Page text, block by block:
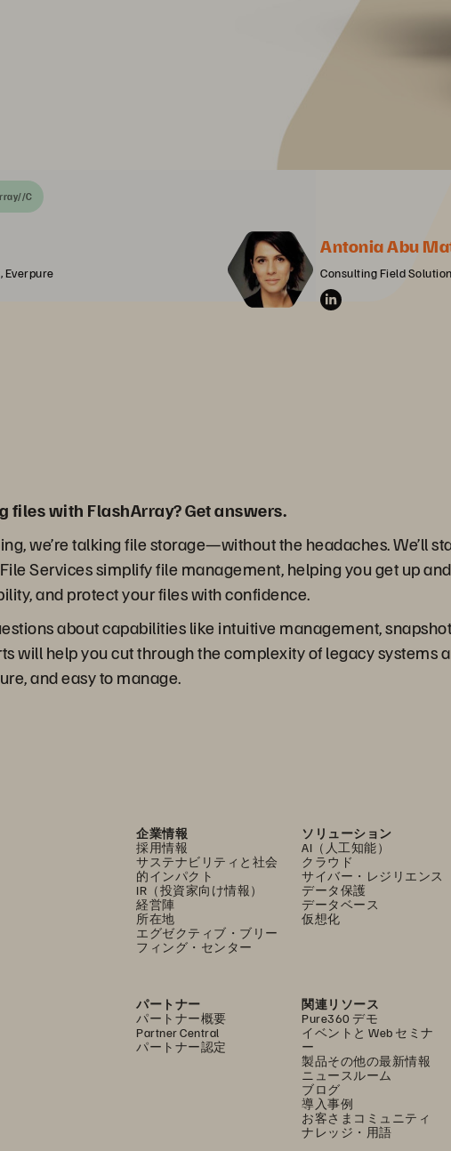
C
Everpure
Antonia Abu
Consulting Field
files with FlashArray? Get answers.
we’re talking file storage—without the headaches. We’ll
Services simplify file management, helping you get up
and protect your files with confidence.
about capabilities like intuitive management,
will help you cut through the complexity of legacy systems
and easy to manage.
企業情報
採用情報
サステナビリティと社会
的インパクト
IR（投資家向け情報）
経営陣
所在地
エグゼクティブ・ブリー
フィング・センター
ソリューション
AI（人工知能）
クラウド
サイバー・レジリエンス
データ保護
データベース
仮想化
パートナー
パートナー概要
Partner Central
パートナー認定
関連リソース
Pure360 デモ
イベントと Web セミナ
ー
製品その他の最新情報
ニュースルーム
ブログ
導入事例
お客さまコミュニティ
ナレッジ・用語